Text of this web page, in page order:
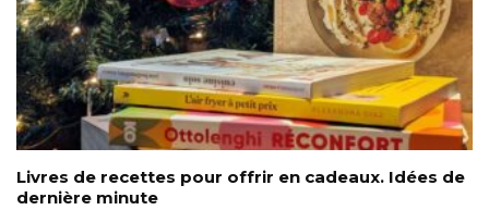
Livres de recettes pour offrir en cadeaux. Idées de
dernière minute